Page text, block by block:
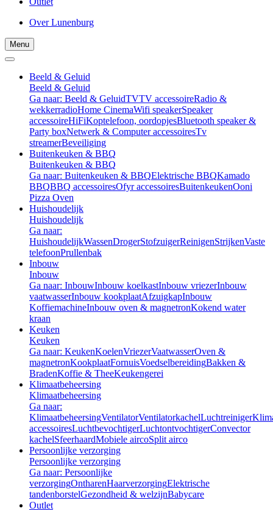
Over Lunenburg
Menu
Beeld & Geluid
Beeld & Geluid
Ga naar: Beeld & GeluidTVTV accessoireRadio &
wekkerradioHome CinemaWifi speakerSpeaker
accessoireHiFiKoptelefoon, oordopjesBluetooth speaker &
Party boxNetwerk & Computer accessoiresTv
streamerBeveiliging
Buitenkeuken & BBQ
Buitenkeuken & BBQ
Ga naar: Buitenkeuken & BBQElektrische BBQKamado
BBQBBQ accessoiresOfyr accessoiresBuitenkeukenOoni
Pizza Oven
Huishoudelijk
Huishoudelijk
Ga naar:
HuishoudelijkWassenDrogerStofzuigerReinigenStrijkenVaste
telefoonPrullenbak
Inbouw
Inbouw
Ga naar: InbouwInbouw koelkastInbouw vriezerInbouw
vaatwasserInbouw kookplaatAfzuigkapInbouw
KoffiemachineInbouw oven & magnetronKokend water
kraan
Keuken
Keuken
Ga naar: KeukenKoelenVriezerVaatwasserOven &
magnetronKookplaatFornuisVoedselbereidingBakken &
BradenKoffie & TheeKeukengerei
Klimaatbeheersing
Klimaatbeheersing
Ga naar:
KlimaatbeheersingVentilatorVentilatorkachelLuchtreiniger
accessoiresLuchtbevochtigerLuchtontvochtigerConvector
kachelSfeerhaardMobiele aircoSplit airco
Persoonlijke verzorging
Persoonlijke verzorging
Ga naar: Persoonlijke
verzorgingOntharenHaarverzorgingElektrische
tandenborstelGezondheid & welzijnBabycare
Outlet